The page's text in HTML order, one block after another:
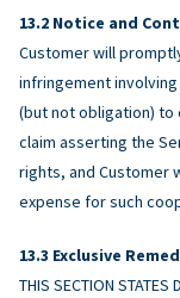
Notice and
Customer will
infringement
(but not obligation)
claim asserting the
rights, and Customer
expense for such
Exclusive
THIS SECTION STATES